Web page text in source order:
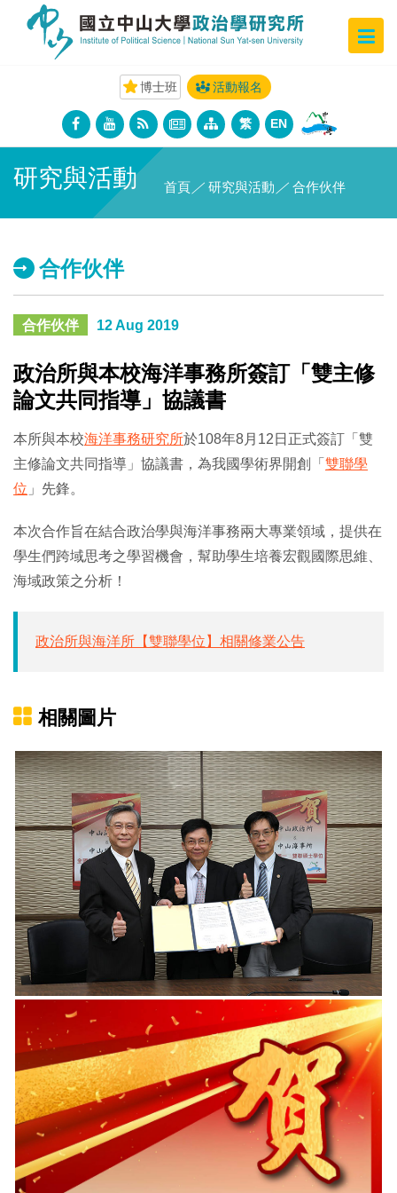
博士班 活動報名
繁 EN
研究與活動 首頁 ／ 研究與活動 ／ 合作伙伴
合作伙伴
合作伙伴 12 Aug 2019
政治所與本校海洋事務所簽訂「雙主修
論文共同指導」協議書
本所與本校海洋事務研究所於108年8月12日正式簽訂「雙
主修論文共同指導」協議書，為我國學術界開創「 雙聯學
位 」先鋒。
本次合作旨在結合政治學與海洋事務兩大專業領域，提供在
學生們跨域思考之學習機會，幫助學生培養宏觀國際思維、
海域政策之分析！
政治所與海洋所【雙聯學位】相關修業公告
相關圖片